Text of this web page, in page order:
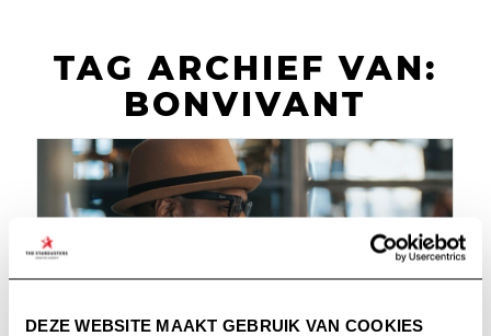
DEZE WEBSITE MAAKT GEBRUIK VAN COOKIES
TAG ARCHIEF VAN:
BONVIVANT